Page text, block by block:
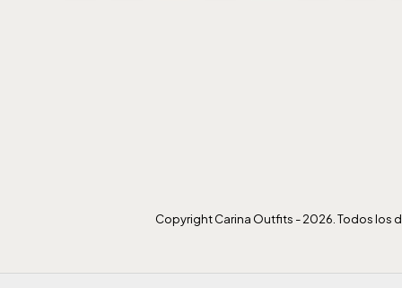
Copyright Carina Outfits - 2026. Todos los